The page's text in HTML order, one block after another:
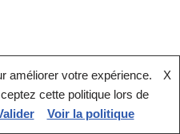
améliorer votre expérience.
cette politique lors de
X
Voir la politique